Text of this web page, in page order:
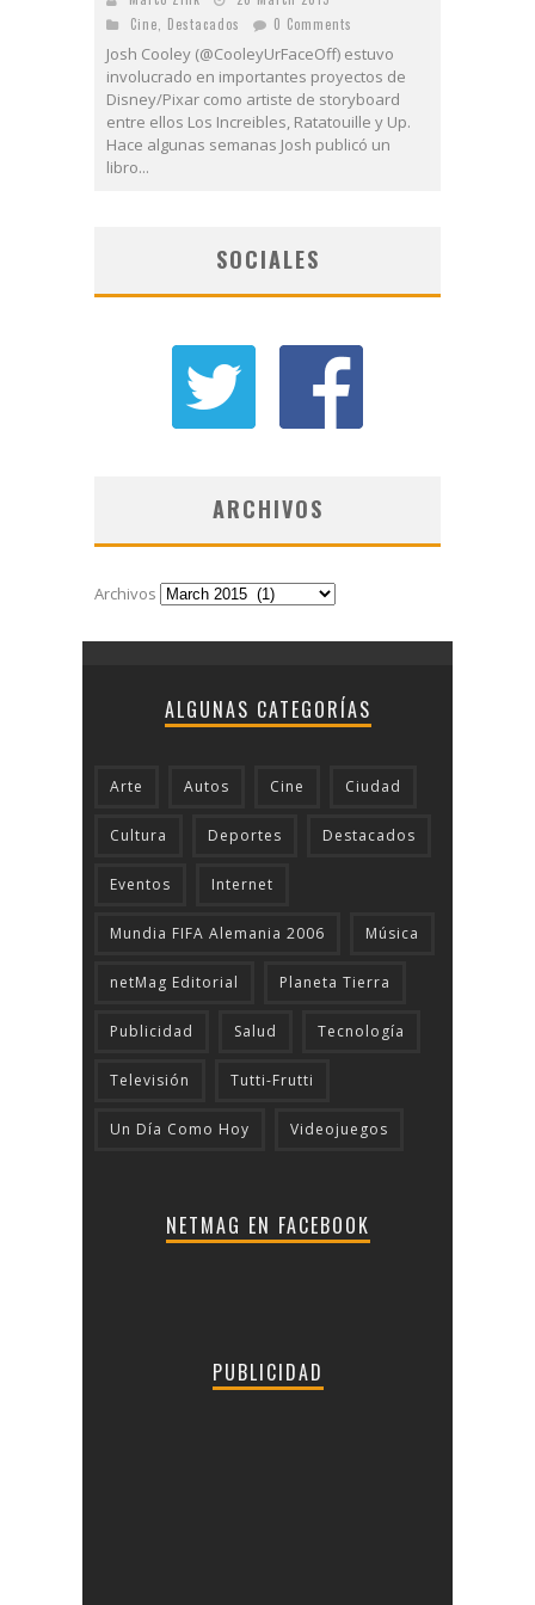
Cine, Destacados 0 Comments
Josh Cooley (@CooleyUrFaceOff) estuvo
involucrado en importantes proyectos de
Disney/Pixar como artiste de storyboard
entre ellos Los Increibles, Ratatouille y Up.
Hace algunas semanas Josh publicó un
libro...
SOCIALES
ARCHIVOS
Archivos
ALGUNAS CATEGORÍAS
Arte Autos Cine Ciudad
Cultura Deportes Destacados
Eventos Internet
Mundia FIFA Alemania 2006 Música
netMag Editorial Planeta Tierra
Publicidad Salud Tecnologí­a
Televisión Tutti-Frutti
Un Día Como Hoy Videojuegos
NETMAG EN FACEBOOK
PUBLICIDAD